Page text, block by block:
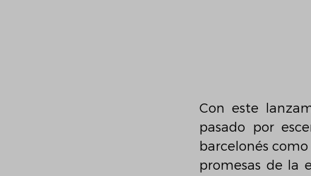
Con este
pasado por
barcelonés como
promesas de la